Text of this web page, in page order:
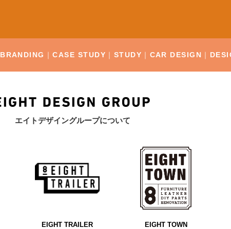
BRANDING CASE STUDY STUDY CAR DESIGN
エイトデザイングループについて
EIGHT TRAILER EIGHT TOWN